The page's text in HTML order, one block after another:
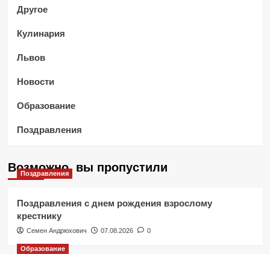
Другое
Кулинария
Львов
Новости
Образование
Поздравления
Возможно, вы пропустили
Поздравления
Поздравления с днем рождения взрослому
крестнику
Семен Андрюхович 07.08.2026 0
Образование